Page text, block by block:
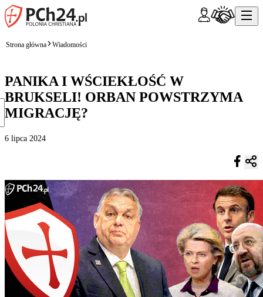
Strona główna Wiadomości
PANIKA I WŚCIEKŁOŚĆ W
BRUKSELI! ORBAN POWSTRZYMA
MIGRACJĘ?
6 lipca 2024